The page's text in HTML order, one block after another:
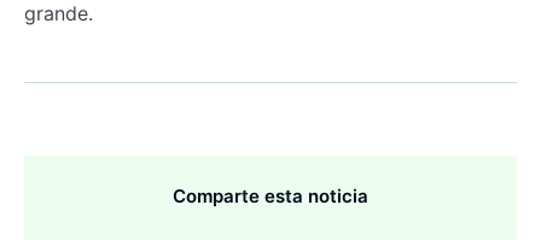
grande.
Comparte esta noticia